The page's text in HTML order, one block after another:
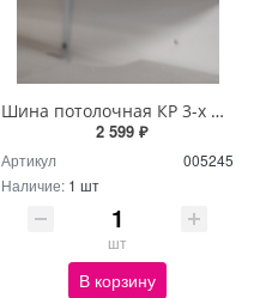
Шина потолочная КР 3-х ряд 3м с блендой+повороты Дамаск серый
2 599 ₽
Артикул
005245
Наличие: 1 шт
шт
В корзину